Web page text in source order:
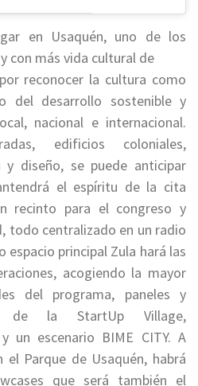
en Usaquén, uno de los
con más vida cultural de
reconocer la cultura como
del desarrollo sostenible y
nacional e internacional.
edificios coloniales,
y diseño, se puede anticipar
el espíritu de la cita
recinto para el congreso y
todo centralizado en un radio
espacio principal Zula hará las
acogiendo la mayor
del programa, paneles y
de la StartUp Village,
un escenario BIME CITY. A
Parque de Usaquén, habrá
que será también el